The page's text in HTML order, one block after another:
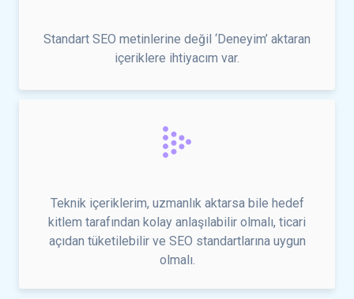
Standart SEO metinlerine değil ‘Deneyim’ aktaran
içeriklere ihtiyacım var.
Teknik içeriklerim, uzmanlık aktarsa bile hedef
kitlem tarafından kolay anlaşılabilir olmalı, ticari
açıdan tüketilebilir ve SEO standartlarına uygun
olmalı.